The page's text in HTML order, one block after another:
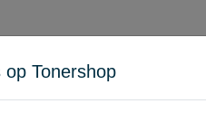
/ kunststof / 13 x 18 cm / wit
op Tonershop